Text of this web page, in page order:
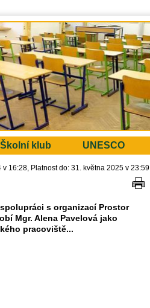
Školní klub UNESCO
v 16:28 Platnost do: 31. května 2025 v 23:59
s organizací Prostor
Mgr. Alena Pavelová jako
pracoviště...